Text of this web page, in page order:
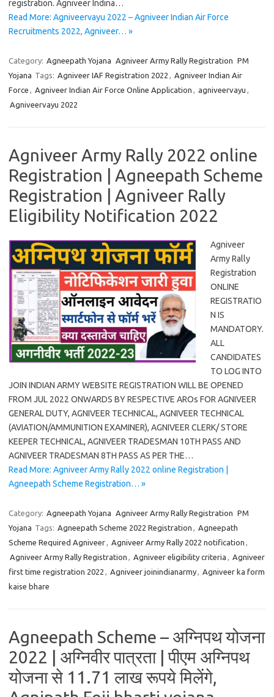
registration. Agniveer Indina…
Read More: Agniveervayu 2022 – Agniveer Indian Air Force
Recruitments 2022, Agniveer… »
Category: Agneepath Yojana Agniveer Army Rally Registration PM
Yojana Tags: Agniveer IAF Registration 2022 , Agniveer Indian Air
Force , Agniveer Indian Air Force Online Application , agniveervayu ,
Agniveervayu 2022
Agniveer Army Rally 2022 online
Registration | Agneepath Scheme
Registration | Agniveer Rally
Eligibility Notification 2022
Agniveer
Army Rally
Registration
ONLINE
REGISTRATIO
N IS
MANDATORY.
ALL
CANDIDATES
TO LOG INTO
JOIN INDIAN ARMY WEBSITE REGISTRATION WILL BE OPENED
FROM JUL 2022 ONWARDS BY RESPECTIVE AROs FOR AGNIVEER
GENERAL DUTY, AGNIVEER TECHNICAL, AGNIVEER TECHNICAL
(AVIATION/AMMUNITION EXAMINER), AGNIVEER CLERK/ STORE
KEEPER TECHNICAL, AGNIVEER TRADESMAN 10TH PASS AND
AGNIVEER TRADESMAN 8TH PASS AS PER THE…
Read More: Agniveer Army Rally 2022 online Registration |
Agneepath Scheme Registration… »
Category: Agneepath Yojana Agniveer Army Rally Registration PM
Yojana Tags: Agneepath Scheme 2022 Registration , Agneepath
Scheme Required Agniveer, Agniveer Army Rally 2022 notification ,
Agniveer Army Rally Registration , Agniveer eligibility criteria , Agniveer
first time registration 2022 , Agniveer joinindianarmy, Agniveer ka form
kaise bhare
Agneepath Scheme – अग्निपथ योजना
2022 | अग्निवीर पात्रता | पीएम अग्निपथ
योजना से 11.71 लाख रूपये मिलेंगे,